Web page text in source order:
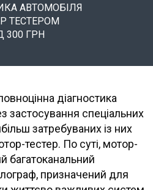
АВТОМОБІЛЯ
ТЕСТЕРОМ
300 ГРН
діагностика
застосування спеціальних
затребуваних із них
тестер. По суті, мотор-
багатоканальний
призначений для